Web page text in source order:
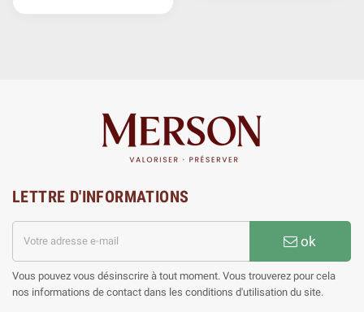
LETTRE D'INFORMATIONS
ok
Vous pouvez vous désinscrire à tout moment. Vous trouverez pour cela
nos informations de contact dans les conditions d'utilisation du site.